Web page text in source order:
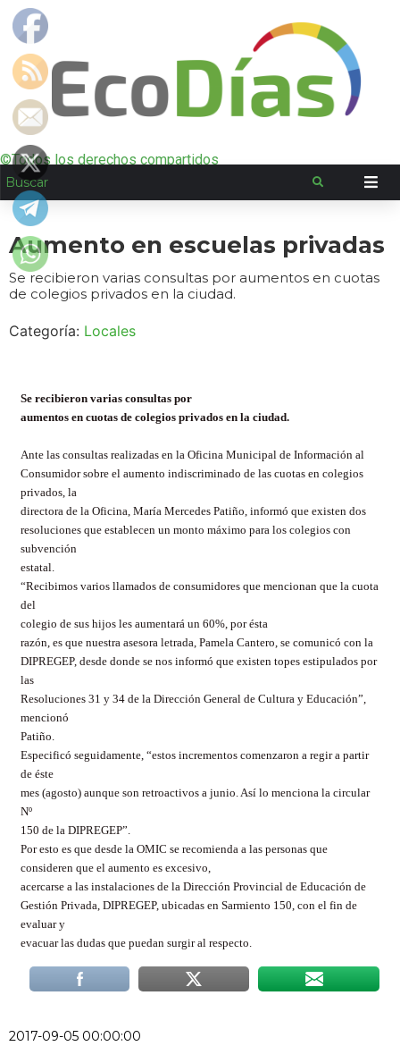
©Todos los derechos compartidos
Aumento en escuelas privadas
Se recibieron varias consultas por aumentos en cuotas
de colegios privados en la ciudad.
Categoría: Locales
Se recibieron varias consultas por
aumentos en cuotas de colegios privados en la ciudad.
Ante las consultas realizadas en la Oficina Municipal de Información al
Consumidor sobre el aumento indiscriminado de las cuotas en colegios
privados, la
directora de la Oficina, María Mercedes Patiño, informó que existen dos
resoluciones que establecen un monto máximo para los colegios con
subvención
estatal.
“Recibimos varios llamados de consumidores que mencionan que la cuota
del
colegio de sus hijos les aumentará un 60%, por ésta
razón, es que nuestra asesora letrada, Pamela Cantero, se comunicó con la
DIPREGEP, desde donde se nos informó que existen topes estipulados por
las
Resoluciones 31 y 34 de la Dirección General de Cultura y Educación”,
mencionó
Patiño.
Especificó seguidamente, “estos incrementos comenzaron a regir a partir
de éste
mes (agosto) aunque son retroactivos a junio. Así lo menciona la circular
Nº
150 de la DIPREGEP”.
Por esto es que desde la OMIC se recomienda a las personas que
consideren que el aumento es excesivo,
acercarse a las instalaciones de la Dirección Provincial de Educación de
Gestión Privada, DIPREGEP, ubicadas en Sarmiento 150, con el fin de
evaluar y
evacuar las dudas que puedan surgir al respecto.
2017-09-05 00:00:00